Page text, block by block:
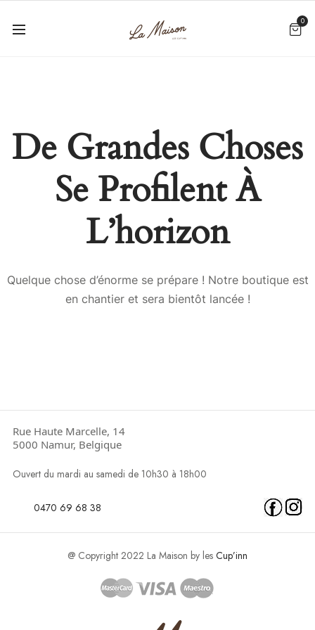
0
De Grandes Choses
Se Profilent À
L’horizon
Quelque chose d’énorme se prépare ! Notre boutique est
en chantier et sera bientôt lancée !
Rue Haute Marcelle, 14
5000 Namur, Belgique
Ouvert du mardi au samedi de 10h30 à 18h00
0470 69 68 38
@ Copyright 2022 La Maison by les Cup’inn